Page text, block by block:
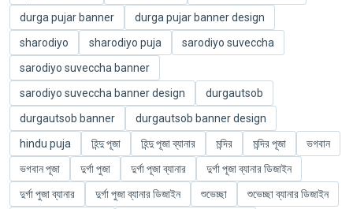
durga pujar banner
durga pujar banner design
sharodiyo
sharodiyo puja
sarodiyo suveccha
sarodiyo suveccha banner
sarodiyo suveccha banner design
durgautsob
durgautsob banner
durgautsob banner design
hindu puja
হিন্দু পূজা হিন্দু পূজা ব্যানার মন্দির মন্দির পূজা
ভগবান
ভগবান পূজা
দুর্গা পুজা দুর্গা পূজা ব্যানার
দুর্গা পূজা ব্যানার ডিজাইন
দুর্গা পুজা ব্যানার
দুর্গা পুজা ব্যানার ডিজাইন শুভেচ্ছা
শুভেচ্ছা ব্যানার ডিজাইন